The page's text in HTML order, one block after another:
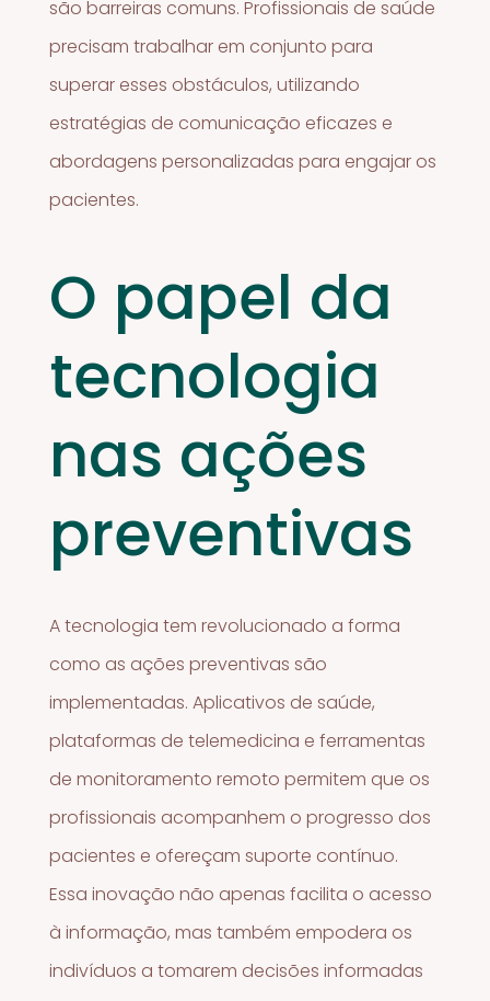
são barreiras comuns. Profissionais de saúde
precisam trabalhar em conjunto para
superar esses obstáculos, utilizando
estratégias de comunicação eficazes e
abordagens personalizadas para engajar os
pacientes.
O papel da
tecnologia
nas ações
preventivas
A tecnologia tem revolucionado a forma
como as ações preventivas são
implementadas. Aplicativos de saúde,
plataformas de telemedicina e ferramentas
de monitoramento remoto permitem que os
profissionais acompanhem o progresso dos
pacientes e ofereçam suporte contínuo.
Essa inovação não apenas facilita o acesso
à informação, mas também empodera os
indivíduos a tomarem decisões informadas